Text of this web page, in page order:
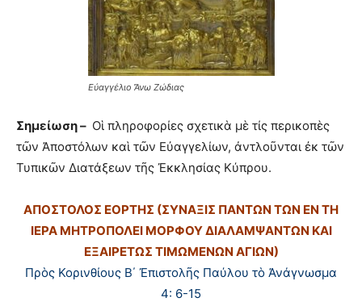
Εὐαγγέλιο Ἄνω Ζώδιας
Σημείωση – Οἱ πληροφορίες σχετικὰ μὲ τίς περικοπὲς
τῶν Ἀποστόλων καὶ τῶν Εὐαγγελίων, ἀντλοῦνται ἐκ τῶν
Τυπικῶν Διατάξεων τῆς Ἐκκλησίας Κύπρου.
ΑΠΟΣΤΟΛΟΣ ΕΟΡΤΗΣ (ΣΥΝΑΞΙΣ ΠΑΝΤΩΝ ΤΩΝ ΕΝ ΤΗ
ΙΕΡΑ ΜΗΤΡΟΠΟΛΕΙ ΜΟΡΦΟΥ ΔΙΑΛΑΜΨΑΝΤΩΝ ΚΑΙ
ΕΞΑΙΡΕΤΩΣ ΤΙΜΩΜΕΝΩΝ ΑΓΙΩΝ)
Πρὸς Κορινθίους Β΄ Ἐπιστολῆς Παύλου τὸ Ἀνάγνωσμα
4: 6-15